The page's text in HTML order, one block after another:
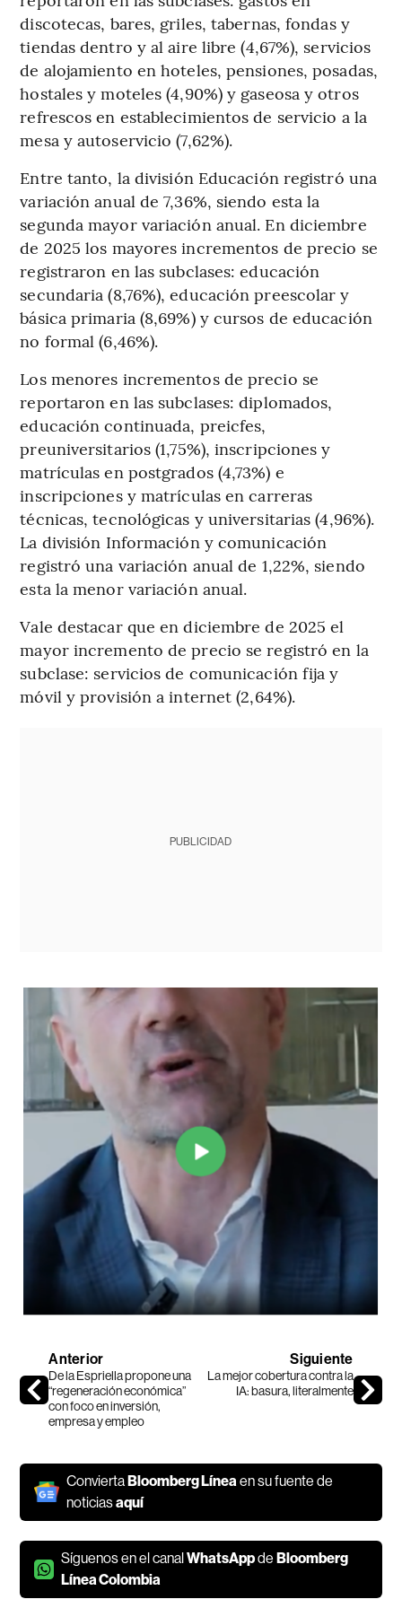
discotecas, bares, griles, tabernas, fondas y
tiendas dentro y al aire libre (4,67%), servicios
de alojamiento en hoteles, pensiones, posadas,
hostales y moteles (4,90%) y gaseosa y otros
refrescos en establecimientos de servicio a la
mesa y autoservicio (7,62%).
Entre tanto, la división Educación registró una
variación anual de 7,36%, siendo esta la
segunda mayor variación anual. En diciembre
de 2025 los mayores incrementos de precio se
registraron en las subclases: educación
secundaria (8,76%), educación preescolar y
básica primaria (8,69%) y cursos de educación
no formal (6,46%).
Los menores incrementos de precio se
reportaron en las subclases: diplomados,
educación continuada, preicfes,
preuniversitarios (1,75%), inscripciones y
matrículas en postgrados (4,73%) e
inscripciones y matrículas en carreras
técnicas, tecnológicas y universitarias (4,96%).
La división Información y comunicación
registró una variación anual de 1,22%, siendo
esta la menor variación anual.
Vale destacar que en diciembre de 2025 el
mayor incremento de precio se registró en la
subclase: servicios de comunicación fija y
móvil y provisión a internet (2,64%).
PUBLICIDAD
Anterior
De la Espriella propone una
“regeneración económica”
con foco en inversión,
empresa y empleo
Siguiente
La mejor cobertura contra la
IA: basura, literalmente
ConviertaBloomberg Línea en su fuente de
noticiasaquí
Síguenos en el canalWhatsAppdeBloomberg
Línea Colombia